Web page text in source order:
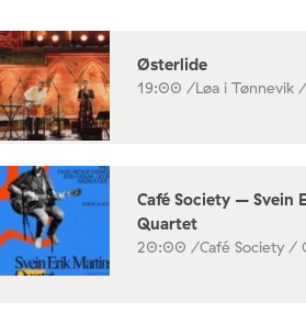
Østerlide
19:00 /Løa i Tønnevik
Café Society – Svein
Quartet
20:00 /Café Society /